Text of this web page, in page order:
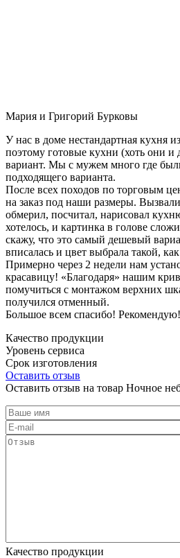
Мария и Григорий Бурковы
У нас в доме нестандартная кухня
поэтому готовые кухни (хоть они
вариант. Мы с мужем много где
подходящего варианта.
После всех походов по торговым
на заказ под наши размеры.
обмерил, посчитал, нарисовал
хотелось, и картинка в голове
скажу, что это самый дешевый
вписалась и цвет выбрала такой,
Примерно через 2 недели нам
красавицу! «Благодаря» нашим
помучиться с монтажом верхних
получился отменный.
Большое всем спасибо! Рекомендую!
Качество продукции
Уровень сервиса
Срок изготовления
Оставить отзыв
Оставить отзыв на товар Ночное
Качество продукции